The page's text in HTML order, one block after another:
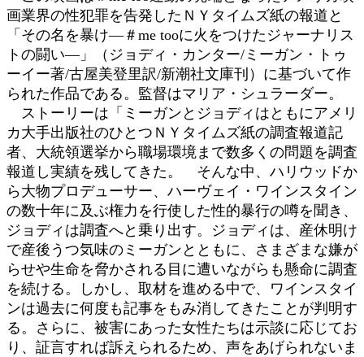
画業界の性犯罪を告発したＮＹタイムズ紙の報道と
「その名を暴け―＃me tooに火をつけたジャーナリス
トの闘い―」（ジョディ・カンター/ミーガン・トゥ
ーイー著/古屋美登里訳/新潮社文庫刊）に基づいて作
られた作品である。監督はマリア・シュラーダー。
ストーリーは「ミーガンとジョディはともにアメリ
カ大手出版社のひとつＮＹタイムズ紙の調査報道記
者、大統領選挙から職場環境まで数多くの問題を調査
報道し実績を残してきた。 そんな中、ハリウッドか
ら大物プロデューサー、ハーヴェイ・ワインスタイン
の数十年に及ぶ権力を行使した性的暴行の噂を聞き、
ジョディは調査へと乗り出す。ジョディは、産休明け
で産後うつ気味のミーガンとともに、さまざまな嫌が
らせや生命を脅かされる目に遭いながらも懸命に調査
を続ける。しかし、取材を進める中で、ワインスタイ
ンは過去に何度も記事をもみ消してきたことが判明す
る。さらに、被害にあった女性たちは示談に応じてお
り、証言すれば訴えられるため、声をあげられないま